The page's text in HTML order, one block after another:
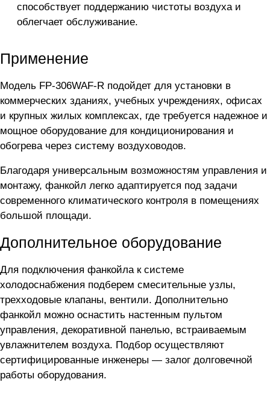
способствует поддержанию чистоты воздуха и
облегчает обслуживание.
Применение
Модель FP-306WAF-R подойдет для установки в
коммерческих зданиях, учебных учреждениях, офисах
и крупных жилых комплексах, где требуется надежное и
мощное оборудование для кондиционирования и
обогрева через систему воздуховодов.
Благодаря универсальным возможностям управления и
монтажу, фанкойл легко адаптируется под задачи
современного климатического контроля в помещениях
большой площади.
Дополнительное оборудование
Для подключения фанкойла к системе
холодоснабжения подберем смесительные узлы,
трехходовые клапаны, вентили. Дополнительно
фанкойл можно оснастить настенным пультом
управления, декоративной панелью, встраиваемым
увлажнителем воздуха. Подбор осуществляют
сертифицированные инженеры — залог долговечной
работы оборудования.